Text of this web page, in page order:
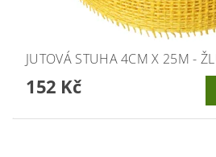
JUTOVÁ STUHA 4CM X 25M -
152 Kč